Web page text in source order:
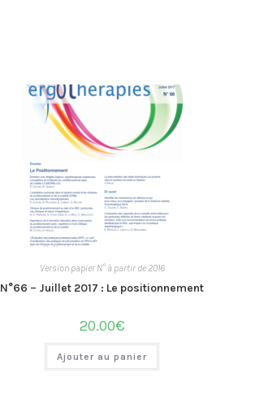
Version papier N° à partir de 2016
N°66 – Juillet 2017 : Le positionnement
20.00€
Ajouter au panier